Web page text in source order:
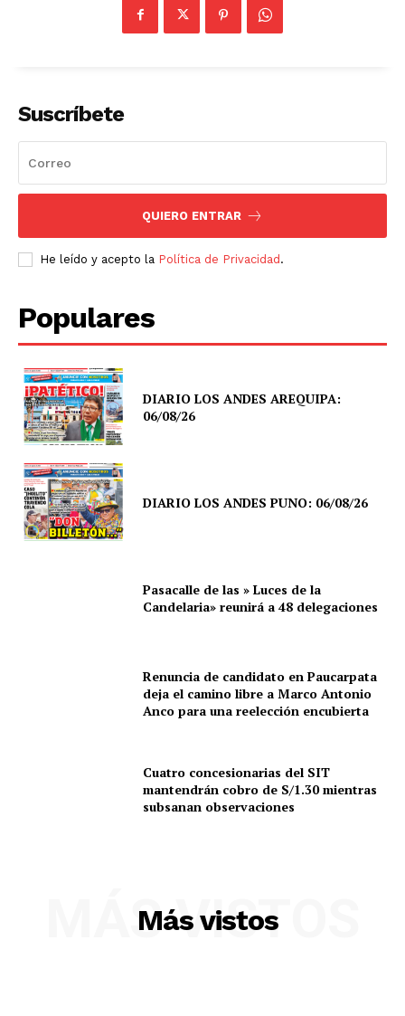
Diario los Andes
Contacto
Prensa
Suscríbete
QUIERO ENTRAR
He leído y acepto la Política de Privacidad.
Populares
DIARIO LOS ANDES AREQUIPA:
06/08/26
DIARIO LOS ANDES PUNO: 06/08/26
Pasacalle de las » Luces de la
Candelaria» reunirá a 48 delegaciones
Renuncia de candidato en Paucarpata
deja el camino libre a Marco Antonio
Anco para una reelección encubierta
Cuatro concesionarias del SIT
mantendrán cobro de S/1.30 mientras
subsanan observaciones
Más vistos
MÁS VISTOS